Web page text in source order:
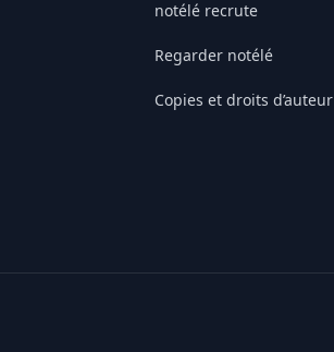
notélé recrute
Regarder notélé
Copies et droits d’auteur